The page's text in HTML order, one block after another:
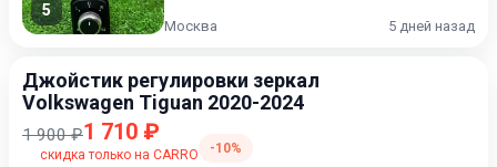
5
Москва 5 дней назад
Джойстик регулировки зеркал
Volkswagen Tiguan 2020-2024
1 900 ₽1 710 ₽
скидка только на CARRO -10%